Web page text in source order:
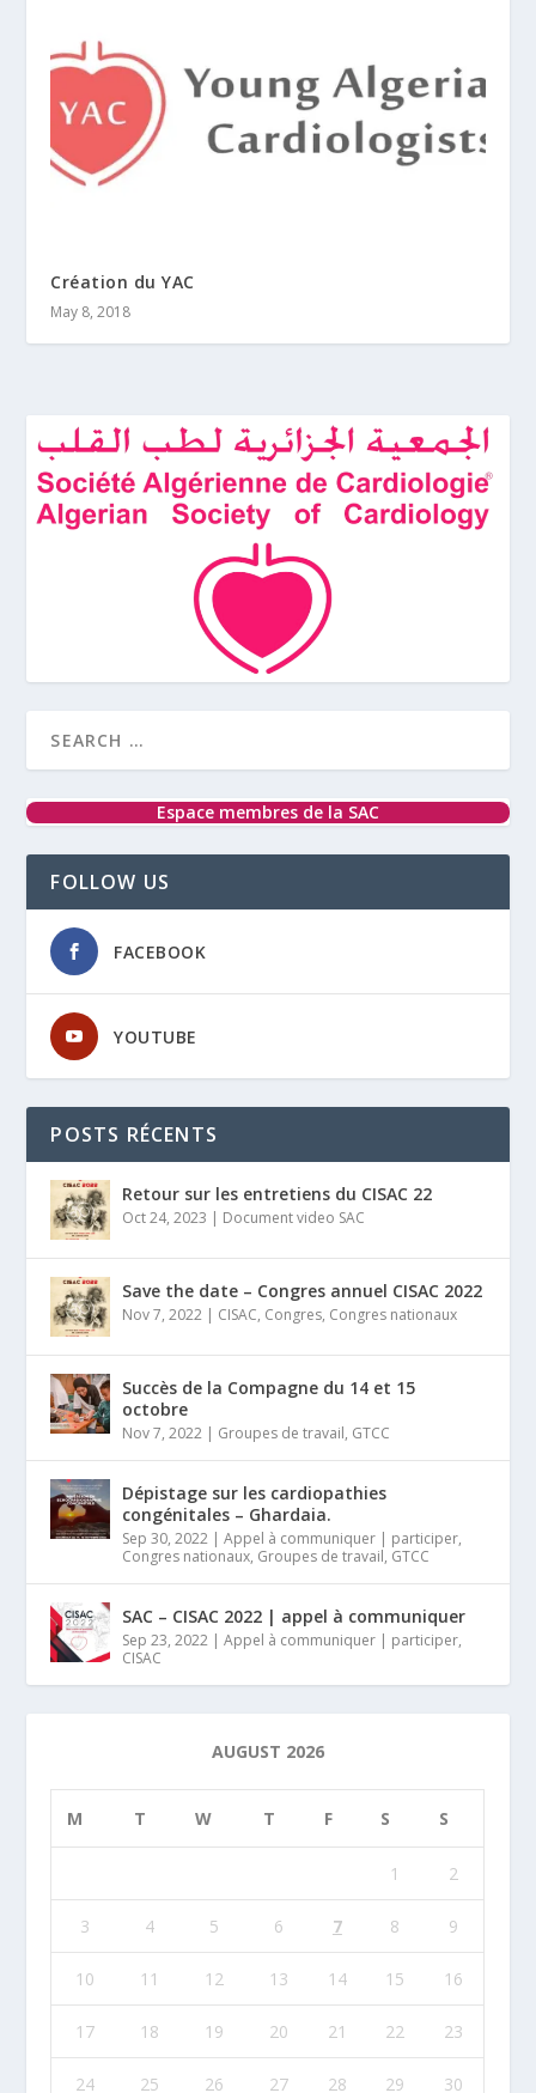
Création du YAC
May 8, 2018
Espace membres de la SAC
FOLLOW US
FACEBOOK
YOUTUBE
POSTS RÉCENTS
Retour sur les entretiens du CISAC 22
Oct 24, 2023 | Document video SAC
Save the date – Congres annuel CISAC 2022
Nov 7, 2022 | CISAC, Congres, Congres nationaux
Succès de la Compagne du 14 et 15
octobre
Nov 7, 2022 | Groupes de travail, GTCC
Dépistage sur les cardiopathies
congénitales – Ghardaia.
Sep 30, 2022 |Appel à communiquer | participer,
Congres nationaux, Groupes de travail, GTCC
SAC – CISAC 2022 | appel à communiquer
Sep 23, 2022 |Appel à communiquer | participer,
CISAC
AUGUST 2026
M T W T F S S
1 2
3 4 5 6 7 8 9
10 11 12 13 14 15 16
17 18 19 20 21 22 23
24 25 26 27 28 29 30